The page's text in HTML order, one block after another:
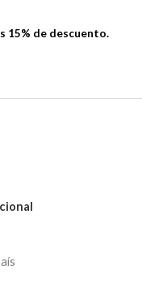
15% de descuento.